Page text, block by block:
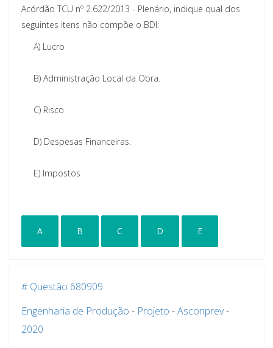
Acórdão TCU nº 2.622/2013 - Plenário, indique qual dos
seguintes itens não compõe o BDI:
A) Lucro
B) Administração Local da Obra.
C) Risco
D) Despesas Financeiras.
E) Impostos
A B C D E
# Questão 680909
Engenharia de Produção - Projeto -Asconprev-
2020